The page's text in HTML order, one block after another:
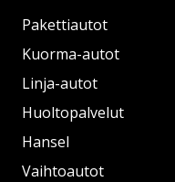
Pakettiautot
Kuorma-autot
Linja-autot
Huoltopalvelut
Hansel
Vaihtoautot